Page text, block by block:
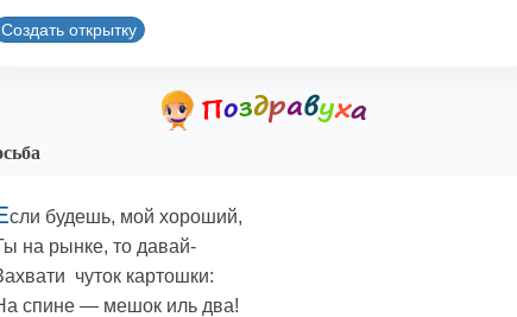
Создать открытку
сли будешь, мой хороший,
на рынке, то давай-
чуток картошки:
спине — мешок иль два!